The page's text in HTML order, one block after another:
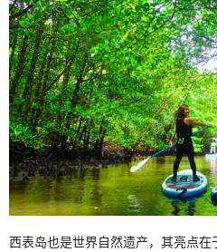
西表岛也是世界自然遗产，其亮点在